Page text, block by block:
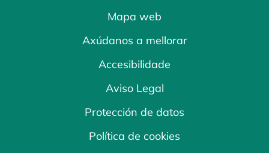
Mapa web
Axúdanos a mellorar
Accesibilidade
Aviso Legal
Protección de datos
Política de cookies